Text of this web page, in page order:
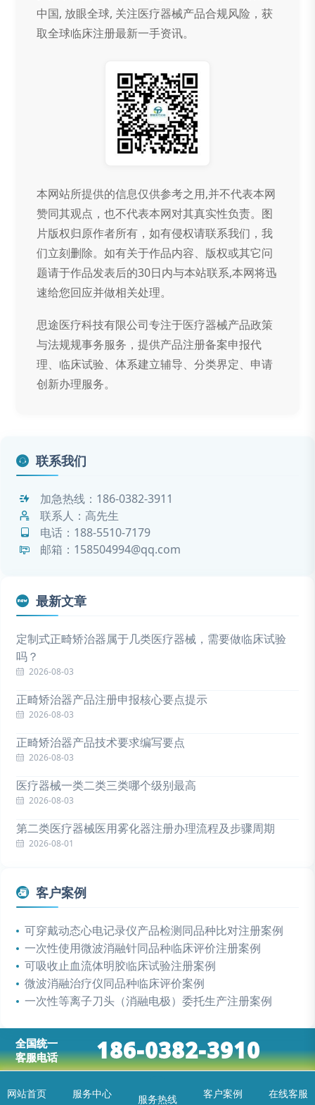
中国, 放眼全球, 关注医疗器械产品合规风险，获
取全球临床注册最新一手资讯。
本网站所提供的信息仅供参考之用,并不代表本网
赞同其观点，也不代表本网对其真实性负责。图
片版权归原作者所有，如有侵权请联系我们，我
们立刻删除。如有关于作品内容、版权或其它问
题请于作品发表后的30日内与本站联系,本网将迅
速给您回应并做相关处理。
思途医疗科技有限公司专注于医疗器械产品政策
与法规规事务服务，提供产品注册备案申报代
理、临床试验、体系建立辅导、分类界定、申请
创新办理服务。
联系我们
加急热线： 186-0382-3911
联系人：高先生
电话： 188-5510-7179
邮箱：158504994@qq.com
最新文章
定制式正畸矫治器属于几类医疗器械，需要做临床试验
吗？
2026-08-03
正畸矫治器产品注册申报核心要点提示
2026-08-03
正畸矫治器产品技术要求编写要点
2026-08-03
医疗器械一类二类三类哪个级别最高
2026-08-03
第二类医疗器械医用雾化器注册办理流程及步骤周期
2026-08-01
客户案例
可穿戴动态心电记录仪产品检测同品种比对注册案例
一次性使用微波消融针同品种临床评价注册案例
可吸收止血流体明胶临床试验注册案例
微波消融治疗仪同品种临床评价案例
一次性等离子刀头（消融电极）委托生产注册案例
全国统一
客服电话
186-0382-3910
首页 服务中心 问题解答 咨询
网站首页 服务中心 服务热线 客户案例 在线客服